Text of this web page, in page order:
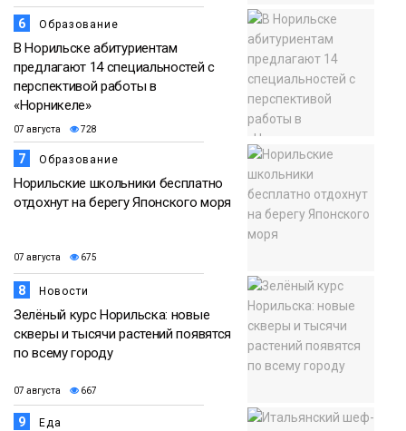
6 Образование
В Норильске абитуриентам
предлагают 14 специальностей с
перспективой работы в
«Норникеле»
07 августа 728
7 Образование
Норильские школьники бесплатно
отдохнут на берегу Японского моря
07 августа 675
8 Новости
Зелёный курс Норильска: новые
скверы и тысячи растений появятся
по всему городу
07 августа 667
9 Еда